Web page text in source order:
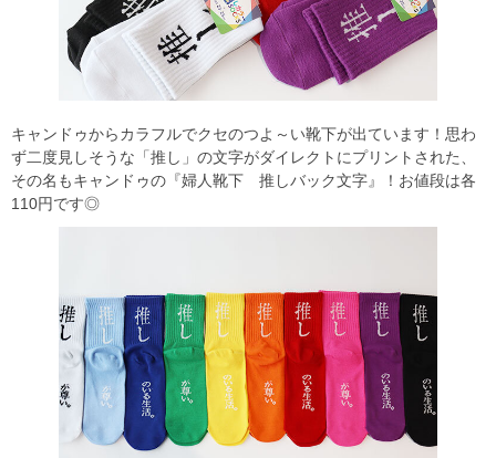
キャンドゥからカラフルでクセのつよ～い靴下が出ています！思わ
ず二度見しそうな「推し」の文字がダイレクトにプリントされた、
その名もキャンドゥの『婦人靴下 推しバック文字』！お値段は各
110円です◎